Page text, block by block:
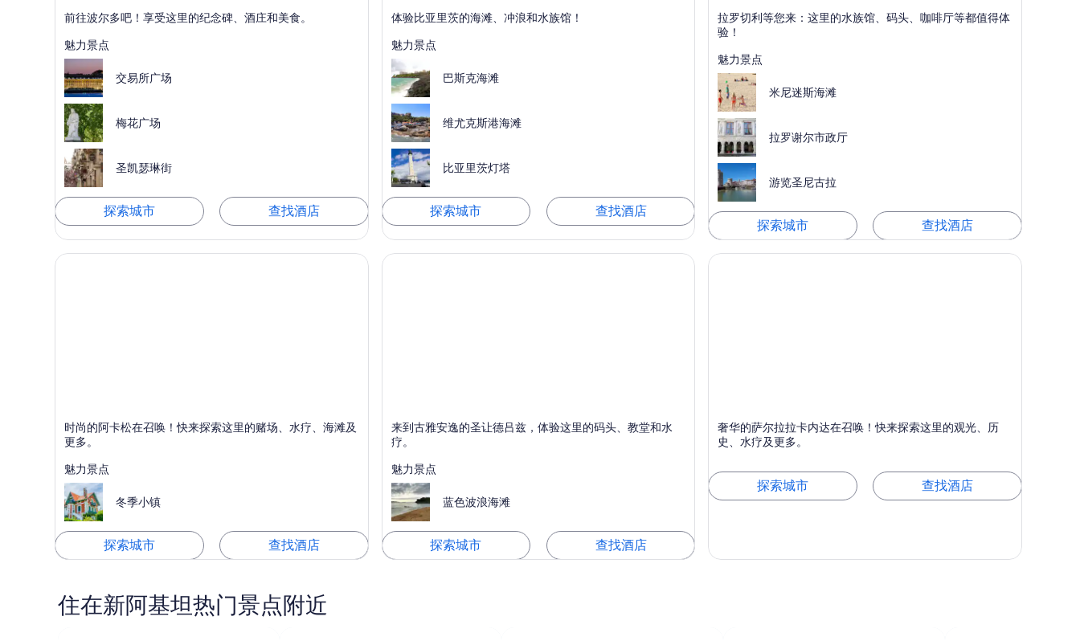
波尔多(及邻近地区)
以购物、游览和商务而闻名
前往波尔多吧！享受这里的纪念碑、酒庄和美食。
魅力景点
交易所广场
梅花广场
圣凯瑟琳街
探索城市 查找酒店
比亚里茨
以海滩、大海和冲浪而闻名
体验比亚里茨的海滩、冲浪和水族馆！
魅力景点
巴斯克海滩
维尤克斯港海滩
比亚里茨灯塔
探索城市 查找酒店
拉罗切利
以港口、码头和水族馆而闻名
拉罗切利等您来：这里的水族馆、码头、咖啡厅等都值得体
验！
魅力景点
米尼迷斯海滩
拉罗谢尔市政厅
游览圣尼古拉
探索城市 查找酒店
阿卡松
以海滩、SPA和码头而闻名
时尚的阿卡松在召唤！快来探索这里的赌场、水疗、海滩及
更多。
魅力景点
冬季小镇
探索城市 查找酒店
圣让德吕兹
以小镇、休闲和码头而闻名
来到古雅安逸的圣让德吕兹，体验这里的码头、教堂和水
疗。
魅力景点
蓝色波浪海滩
探索城市 查找酒店
萨尔拉拉卡内达
以历史、游览和乡村而闻名
奢华的萨尔拉拉卡内达在召唤！快来探索这里的观光、历
史、水疗及更多。
探索城市 查找酒店
住在新阿基坦热门景点附近